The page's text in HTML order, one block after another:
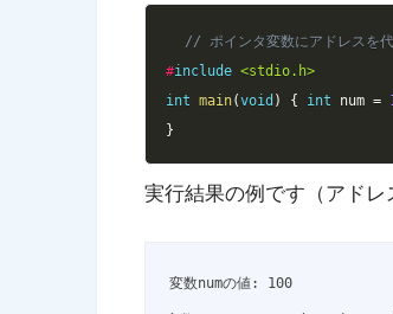
// ポインタ変数にアドレスを
#include <stdio.h>
int main(void ) { int num =
}
実行結果の例です（アドレ
変数numの値: 100